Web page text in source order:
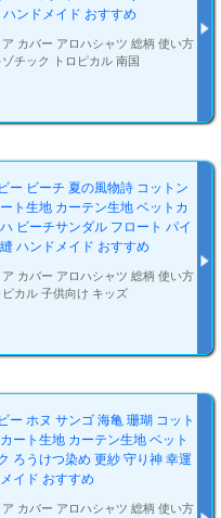
ンドメイド おすすめ
カバー アロハシャツ 総柄 使い方
チック トロピカル 南国
ー ビーチ 夏の風物詩 コットン
ト生地 カーテン生地 ベットカ
ビーチサンダル フロート パイ
ハンドメイド おすすめ
カバー アロハシャツ 総柄 使い方
カル 子供向け キッズ
ー ホヌ サンゴ 海亀 珊瑚 コット
ート生地 カーテン生地 ベット
ろうけつ染め 更紗 守り神 幸運
イド おすすめ
カバー アロハシャツ 総柄 使い方